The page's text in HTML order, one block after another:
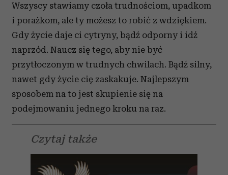
Wszyscy stawiamy czoła trudnościom, upadkom
i porażkom, ale ty możesz to robić z wdziękiem.
Gdy życie daje ci cytryny, bądź odporny i idź
naprzód. Naucz się tego, aby nie być
przytłoczonym w trudnych chwilach. Bądź silny,
nawet gdy życie cię zaskakuje. Najlepszym
sposobem na to jest skupienie się na
podejmowaniu jednego kroku na raz.
Czytaj także